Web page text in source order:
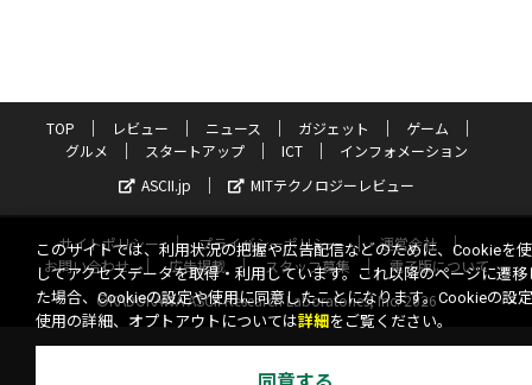
TOP レビュー ニュース ガジェット
ゲーム
グルメ
スタートアップ ICT
インフォメーション
ASCII.jp
MITテクノロジーレビュー
サイトポリシー プライバシーポリシー
運営会社
お問い合わせ
広告掲載 スタッフ募集
電子版について
©KADOKAWA ASCII Research Laboratories, Inc. 2026
このサイトでは、利用状況の把握や広告配信などのために、Cookieを
してアクセスデータを取得・利用しています。これ以降のページに遷移
た場合、Cookieの設定や使用に同意したことになります。Cookieの設
使用の詳細、オプトアウトについては詳細 をご覧ください。